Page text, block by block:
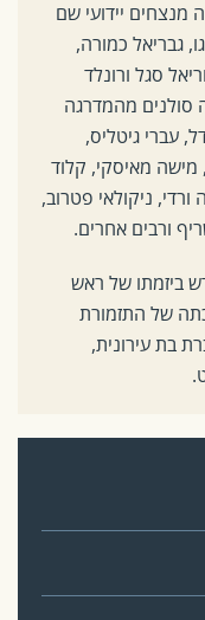
מנצחים יידועי שם
גבריאל כמורה,
סגל ורונלד
סולנים מהמדרגה
עברי גיטליס,
מישה מאיסקי, קלוד
ניקולאי פטרוב,
ורבים אחרים.
מחדש ביזמתו של ראש
של התזמורת
בת עירונית,